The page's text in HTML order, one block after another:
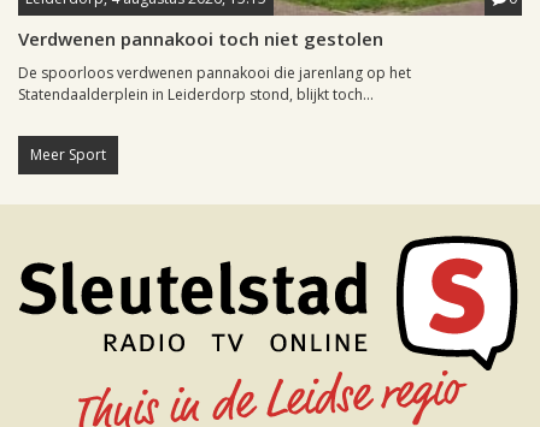
Verdwenen pannakooi toch niet gestolen
De spoorloos verdwenen pannakooi die jarenlang op het
Statendaalderplein in Leiderdorp stond, blijkt toch...
Meer Sport